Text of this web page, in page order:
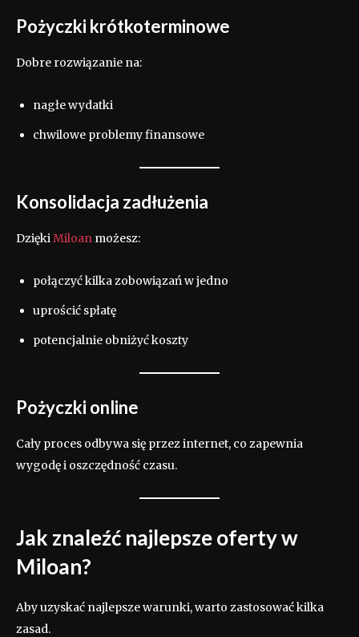
Pożyczki krótkoterminowe
Dobre rozwiązanie na:
nagłe wydatki
chwilowe problemy finansowe
Konsolidacja zadłużenia
DziękiMiloan możesz:
połączyć kilka zobowiązań w jedno
uprościć spłatę
potencjalnie obniżyć koszty
Pożyczki online
Cały proces odbywa się przez internet, co zapewnia
wygodę i oszczędność czasu.
Jak znaleźć najlepsze oferty w
Miloan?
Aby uzyskać najlepsze warunki, warto zastosować kilka
zasad.